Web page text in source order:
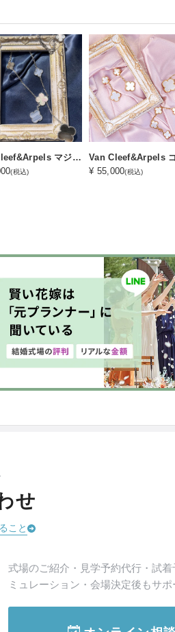
Van Cleef&Arpels マジックアルハンブラ６モチーフネックレス（S-3レンタルコース）
(税込)
¥ 55,000(税込)
せ
こと
式場のご紹介・見学予約代行・試
ミュレーション・会場決定後もサポ